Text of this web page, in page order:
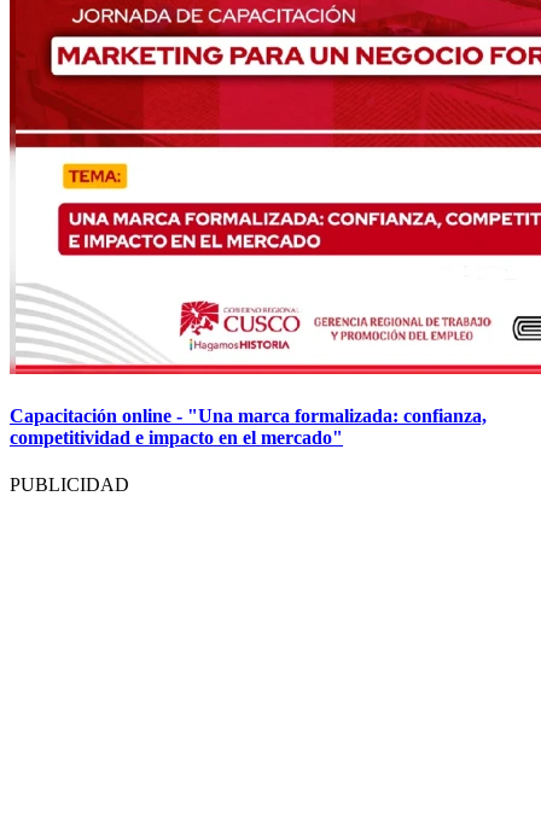
Capacitación online - "Una marca formalizada: confianza,
competitividad e impacto en el mercado"
PUBLICIDAD